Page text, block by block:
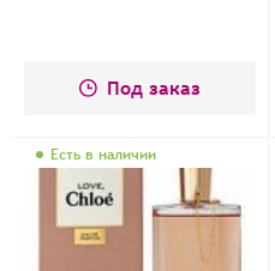
Под заказ
Есть в наличии